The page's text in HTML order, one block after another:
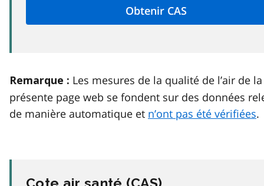
Remarque : Les mesures de la qualité de l’air de la
présente page web se fondent sur des données
de manière automatique et n’ont pas été vérifiées.